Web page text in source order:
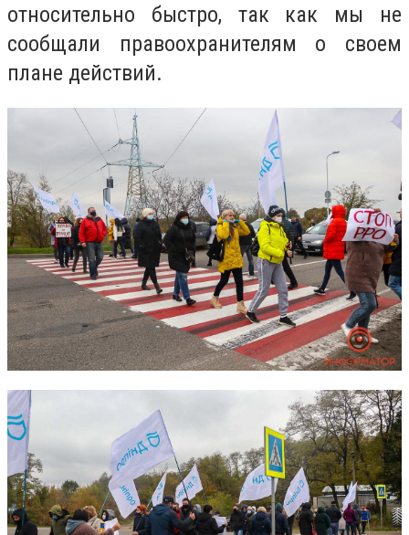
относительно быстро, так как мы не
сообщали правоохранителям о своем
плане действий.